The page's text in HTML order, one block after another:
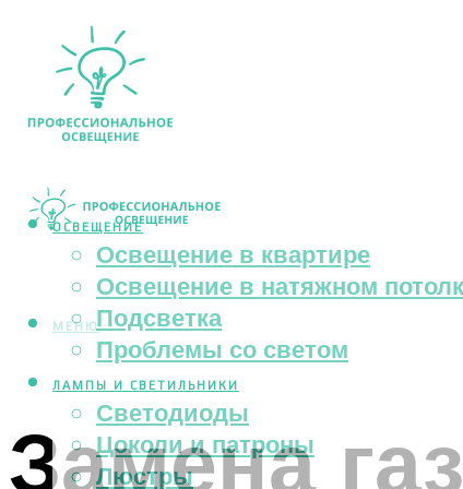
ОСВЕЩЕНИЕ
Освещение в квартире
Освещение в натяжном
Подсветка
Проблемы со светом
ЛАМПЫ И СВЕТИЛЬНИКИ
Светодиоды
Цоколи и патроны
Люстры
МЕНЮ
Замена